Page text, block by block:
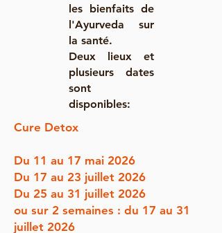
les bienfaits de
l'Ayurveda sur
la santé.
Deux lieux et
plusieurs dates
sont
disponibles:
Cure Detox
Du 11 au 17 mai 2026
Du 17 au 23 juillet 2026
Du 25 au 31 juillet 2026
ou sur 2 semaines : du 17 au 31
juillet 2026